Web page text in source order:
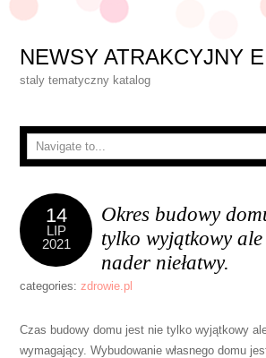
NEWSY ATRAKCYJNY
staly tematyczny katalog
14
LIP
2021
Okres budowy
tylko wyjątkowy
nader niełatwy.
categories:zdrowie.pl
Czas budowy domu jest nie tylko wyjątkowy
wymagający. Wybudowanie własnego domu